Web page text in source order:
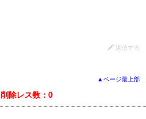
返信する
▲ページ最上部
削除レス数：0